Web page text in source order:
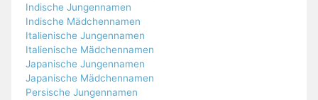
Indische Jungennamen
Indische Mädchennamen
Italienische Jungennamen
Italienische Mädchennamen
Japanische Jungennamen
Japanische Mädchennamen
Persische Jungennamen